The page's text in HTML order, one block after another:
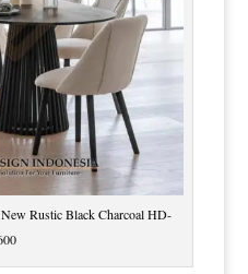
Rustic Black Charcoal HD-